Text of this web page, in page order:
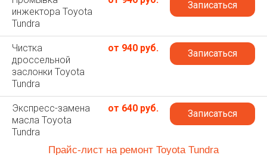
инжектора Toyota
Tundra
Записаться
Чистка
дроссельной
заслонки Toyota
Tundra
от 940 руб. Записаться
Экспресс-замена
масла Toyota
Tundra
от 640 руб. Записаться
Прайс-лист на ремонт Toyota Tundra